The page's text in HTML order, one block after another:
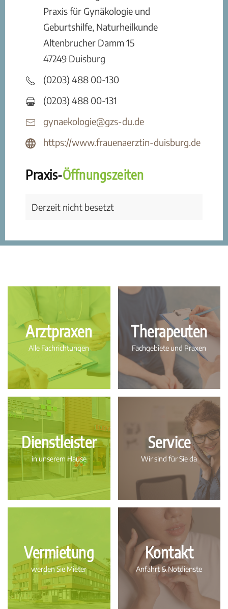
Praxis für Gynäkologie und
Geburtshilfe, Naturheilkunde
Altenbrucher Damm 15
47249 Duisburg
(0203) 488 00-130
(0203) 488 00-131
gynaekologie@gzs-du.de
https://www.frauenaerztin-duisburg.de
Praxis-Öffnungszeiten
Derzeit nicht besetzt
Arztpraxen
Alle Fachrichtungen
Therapeuten
Fachgebiete und Praxen
Dienstleister
in unserem Hause
Service
Wir sind für Sie da
Vermietung
werden Sie Mieter
Kontakt
Anfahrt & Notdienste